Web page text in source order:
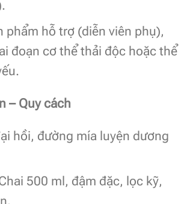
phẩm hỗ trợ (diễn viên phụ),
đoạn cơ thể thải độc hoặc thể
– Quy cách
hồi, đường mía luyện dương
500 ml, đậm đặc, lọc kỹ,